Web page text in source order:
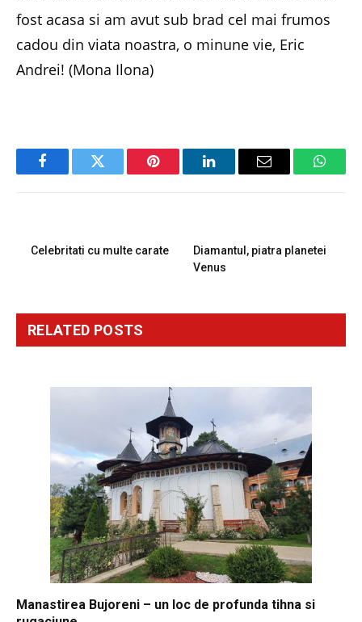
fost acasa si am avut sub brad cel mai frumos
cadou din viata noastra, o minune vie, Eric
Andrei! (Mona Ilona)
FacebookTwitter Pinterest LinkedInEmail
Celebritati cu multe carate
Diamantul, piatra planetei
Venus
RELATED POSTS
Manastirea Bujoreni – un loc de profunda tihna si